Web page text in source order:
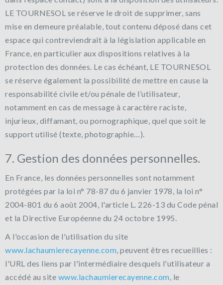
LE TOURNESOL se réserve le droit de supprimer, sans
mise en demeure préalable, tout contenu déposé dans cet
espace qui contreviendrait à la législation applicable en
France, en particulier aux dispositions relatives à la
protection des données. Le cas échéant, LE TOURNESOL
se réserve également la possibilité de mettre en cause la
responsabilité civile et/ou pénale de l’utilisateur,
notamment en cas de message à caractère raciste,
injurieux, diffamant, ou pornographique, quel que soit le
support utilisé (texte, photographie…).
7. Gestion des données personnelles.
En France, les données personnelles sont notamment
protégées par la loi n° 78-87 du 6 janvier 1978, la loi n°
2004-801 du 6 août 2004, l'article L. 226-13 du Code pénal
et la Directive Européenne du 24 octobre 1995.
A l'occasion de l'utilisation du site
www.lachaumierecayenne.com, peuvent êtres recueillies :
l'URL des liens par l'intermédiaire desquels l'utilisateur a
accédé au site www.lachaumierecayenne.com, le